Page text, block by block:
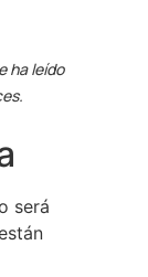
ha leído
será